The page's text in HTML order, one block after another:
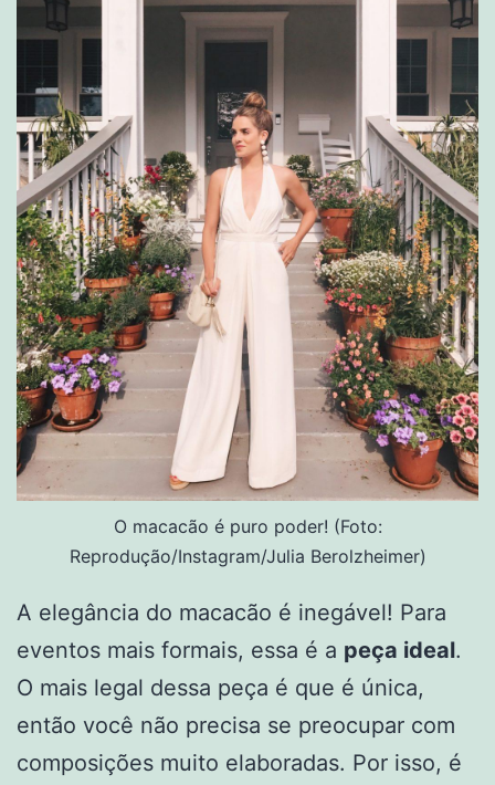
O macacão é puro poder! (Foto:
Reprodução/Instagram/Julia Berolzheimer)
A elegância do macacão é inegável! Para
eventos mais formais, essa é a peça ideal.
O mais legal dessa peça é que é única,
então você não precisa se preocupar com
composições muito elaboradas. Por isso, é